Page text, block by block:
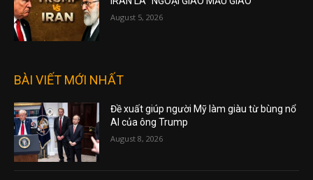
August 5, 2026
BÀI VIẾT MỚI NHẤT
Đề xuất giúp người Mỹ làm giàu từ bùng nổ
AI của ông Trump
August 8, 2026